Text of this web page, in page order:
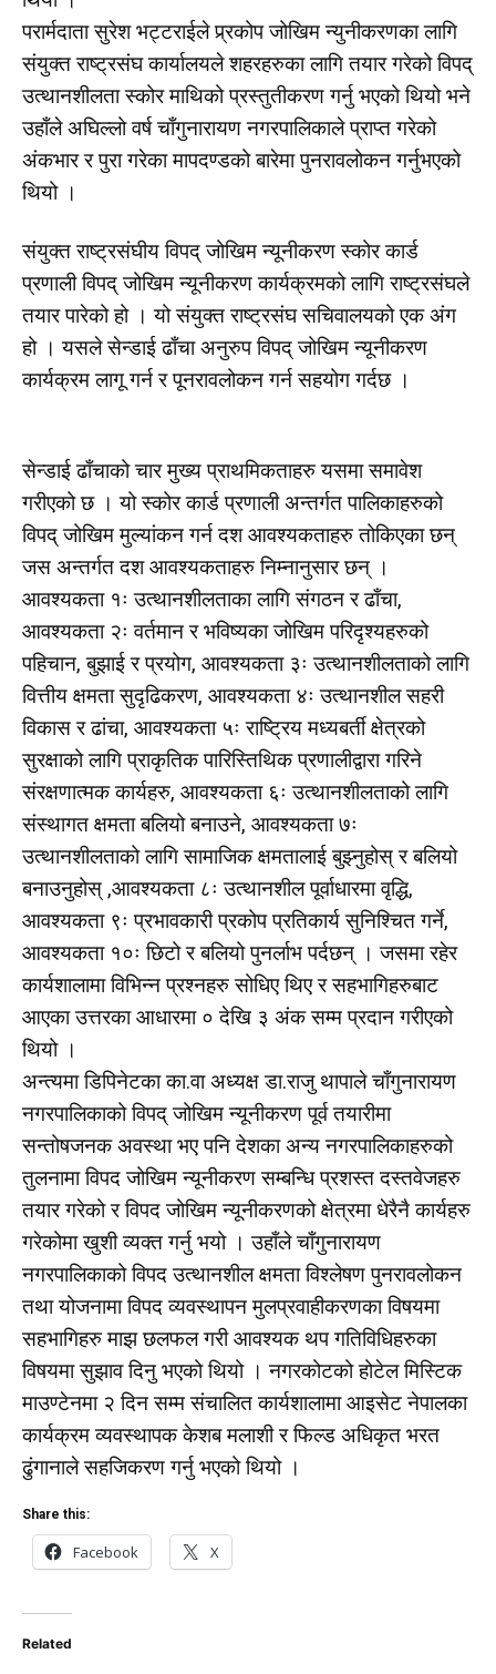
परार्मदाता सुरेश भट्टराईले प्र्रकोप जोखिम न्युनीकरणका लागि
संयुक्त राष्ट्रसंघ कार्यालयले शहरहरुका लागि तयार गरेको विपद्
उत्थानशीलता स्कोर माथिको प्रस्तुतीकरण गर्नु भएको थियो भने
उहाँले अघिल्लो वर्ष चाँगुनारायण नगरपालिकाले प्राप्त गरेको
अंकभार र पुरा गरेका मापदण्डको बारेमा पुनरावलोकन गर्नुभएको
थियो ।
संयुक्त राष्ट्रसंघीय विपद् जोखिम न्यूनीकरण स्कोर कार्ड
प्रणाली विपद् जोखिम न्यूनीकरण कार्यक्रमको लागि राष्ट्रसंघले
तयार पारेको हो । यो संयुक्त राष्ट्रसंघ सचिवालयको एक अंग
हो । यसले सेन्डाई ढाँचा अनुरुप विपद् जोखिम न्यूनीकरण
कार्यक्रम लागू गर्न र पूनरावलोकन गर्न सहयोग गर्दछ ।
सेन्डाई ढाँचाको चार मुख्य प्राथमिकताहरु यसमा समावेश
गरीएको छ । यो स्कोर कार्ड प्रणाली अन्तर्गत पालिकाहरुको
विपद् जोखिम मुल्यांकन गर्न दश आवश्यकताहरु तोकिएका छन्
जस अन्तर्गत दश आवश्यकताहरु निम्नानुसार छन् ।
आवश्यकता १ः उत्थानशीलताका लागि संगठन र ढाँचा,
आवश्यकता २ः वर्तमान र भविष्यका जोखिम परिदृश्यहरुको
पहिचान, बुझाई र प्रयोग, आवश्यकता ३ः उत्थानशीलताको लागि
वित्तीय क्षमता सुदृढिकरण, आवश्यकता ४ः उत्थानशील सहरी
विकास र ढांचा, आवश्यकता ५ः राष्ट्रिय मध्यबर्ती क्षेत्रको
सुरक्षाको लागि प्राकृतिक पारिस्तिथिक प्रणालीद्वारा गरिने
संरक्षणात्मक कार्यहरु, आवश्यकता ६ः उत्थानशीलताको लागि
संस्थागत क्षमता बलियो बनाउने, आवश्यकता ७ः
उत्थानशीलताको लागि सामाजिक क्षमतालाई बुझ्नुहोस् र बलियो
बनाउनुहोस् ,आवश्यकता ८ः उत्थानशील पूर्वाधारमा वृद्धि,
आवश्यकता ९ः प्रभावकारी प्रकोप प्रतिकार्य सुनिश्चित गर्ने,
आवश्यकता १०ः छिटो र बलियो पुनर्लाभ पर्दछन् । जसमा रहेर
कार्यशालामा विभिन्न प्रश्नहरु सोधिए थिए र सहभागिहरुबाट
आएका उत्तरका आधारमा ० देखि ३ अंक सम्म प्रदान गरीएको
थियो ।
अन्त्यमा डिपिनेटका का.वा अध्यक्ष डा.राजु थापाले चाँगुनारायण
नगरपालिकाको विपद् जोखिम न्यूनीकरण पूर्व तयारीमा
सन्तोषजनक अवस्था भए पनि देशका अन्य नगरपालिकाहरुको
तुलनामा विपद जोखिम न्यूनीकरण सम्बन्धि प्रशस्त दस्तवेजहरु
तयार गरेको र विपद जोखिम न्यूनीकरणको क्षेत्रमा धेरैनै कार्यहरु
गरेकोमा खुशी व्यक्त गर्नु भयो । उहाँले चाँगुनारायण
नगरपालिकाको विपद उत्थानशील क्षमता विश्लेषण पुनरावलोकन
तथा योजनामा विपद व्यवस्थापन मुलप्रवाहीकरणका विषयमा
सहभागिहरु माझ छलफल गरी आवश्यक थप गतिविधिहरुका
विषयमा सुझाव दिनु भएको थियो । नगरकोटको होटेल मिस्टिक
माउण्टेनमा २ दिन सम्म संचालित कार्यशालामा आइसेट नेपालका
कार्यक्रम व्यवस्थापक केशब मलाशी र फिल्ड अधिकृत भरत
ढुंगानाले सहजिकरण गर्नु भएको थियो ।
Share this:
Facebook X
Related